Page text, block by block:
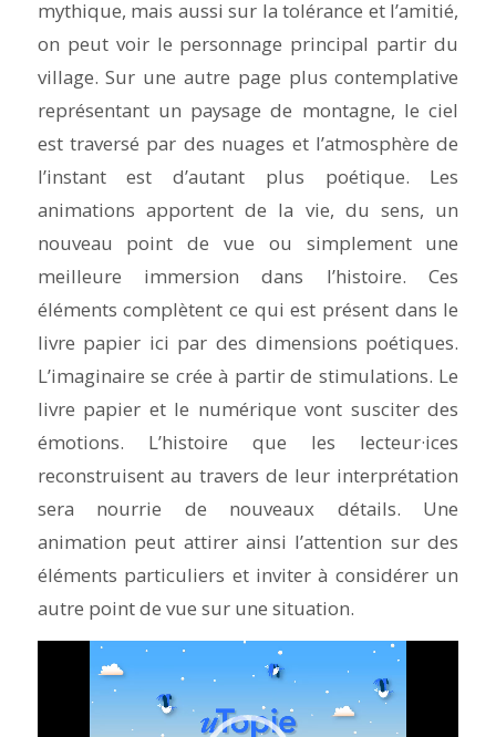
mythique, mais aussi sur la tolérance et l’amitié,
on peut voir le personnage principal partir du
village. Sur une autre page plus contemplative
représentant un paysage de montagne, le ciel
est traversé par des nuages et l’atmosphère de
l’instant est d’autant plus poétique. Les
animations apportent de la vie, du sens, un
nouveau point de vue ou simplement une
meilleure immersion dans l’histoire. Ces
éléments complètent ce qui est présent dans le
livre papier ici par des dimensions poétiques.
L’imaginaire se crée à partir de stimulations. Le
livre papier et le numérique vont susciter des
émotions. L’histoire que les lecteur·ices
reconstruisent au travers de leur interprétation
sera nourrie de nouveaux détails. Une
animation peut attirer ainsi l’attention sur des
éléments particuliers et inviter à considérer un
autre point de vue sur une situation.